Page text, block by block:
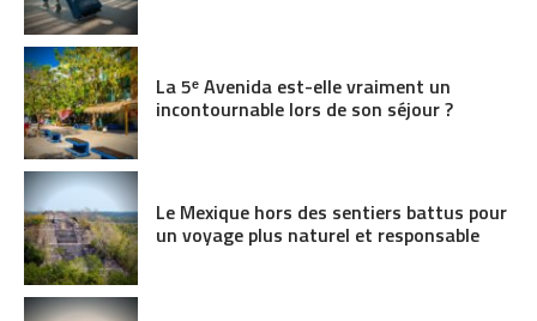
La 5ᵉ Avenida est-elle vraiment un
incontournable lors de son séjour ?
Le Mexique hors des sentiers battus pour
un voyage plus naturel et responsable